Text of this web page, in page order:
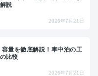
説
2026年7月21日
量を徹底解説！車中泊の工
比較
2026年7月21日